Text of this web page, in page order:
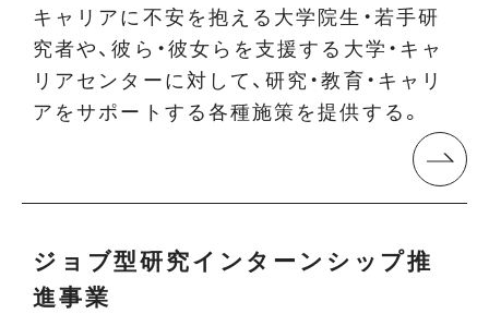
キャリアに不安を抱える大学院生・若手研
究者や、彼ら・彼女らを支援する大学・キャ
リアセンターに対して、研究・教育・キャリ
アをサポートする各種施策を提供する。
ジョブ型研究インターンシップ推
進事業